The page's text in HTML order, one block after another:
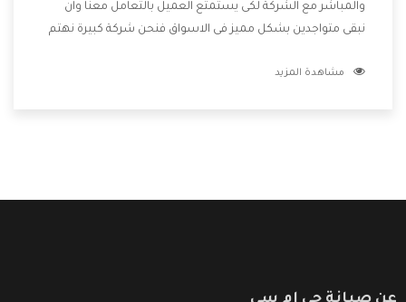
والمباشر مع الشركة لكى يستمتع العميل بالتعامل معنا وان
نبقى متواجدين بشكل مميز فى الاسواق فنحن شركة كبيرة نهتم
الشركة بها والتى تكون منها خدمة الصيانة التى تكون من أهم
مشاهدة المزيد